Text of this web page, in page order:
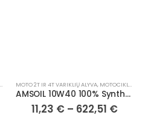
MOTO 2T IR 4T VARIKLIŲ ALYVA, MOTOCIKLAI, ATV/UTV
AMSOIL 10W40 100% Synthetic 4T Performance Motorcycle Oil
11,23 € – 622,51 €